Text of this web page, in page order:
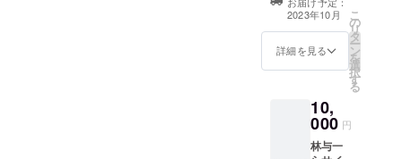
ので
す。参
考画像
は昨年
目のも
ので
す。第
一回目
インが1枚1枚刷
り上げられてい
ます。デザイン
写真は決まり次
2023年10月
詳細を見る
こ
の
リ
タ
ー
ン
を
選
択
す
る
10,
000 円
林与一